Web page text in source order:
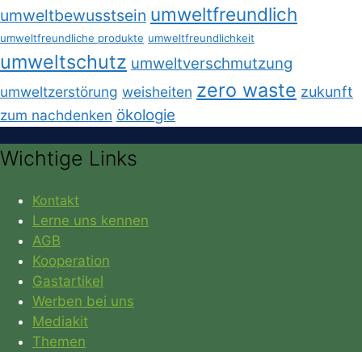
umweltbewusstsein umweltfreundlich
umweltfreundliche produkte umweltfreundlichkeit
umweltschutz umweltverschmutzung
umweltzerstörung weisheiten zero waste zukunft
zum nachdenken ökologie
Wichtige Links
Kontakt
Lerne uns kennen
AGB
Kooperation
Gastartikel
Werben bei uns
Mediakit
Themen